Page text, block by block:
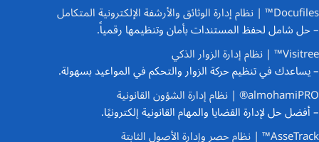
Docufiles™ | نظام إدارة الوثائق والأرشفة الإلكترونية المتكامل
– حل شامل لحفظ المستندات بأمان وتنظيمها رقمياً.
Visitree™ | نظام إدارة الزوار الذكي
– يساعدك في تنظيم حركة الزوار والتحكم في المواعيد بسهولة.
almohamiPRO® | نظام إدارة الشؤون القانونية
– أفضل حل لإدارة القضايا والمهام القانونية إلكترونيًا.
AsseTrack™ | نظام حصر وإدارة الأصول الثابتة